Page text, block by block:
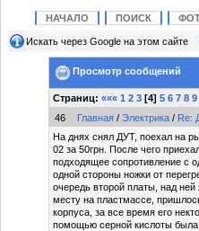
НАЧАЛО ПОИСК
Искать через Google на этом сайте
Просмотр сообщений
Страниц: ««« 1 2 3 [4] 5 6 7 8 9
46
Главная / Электрика / Re:
На днях снял ДУТ, поехал на
02 за 50грн. После чего
подходящее сопротивление с
одной стороны ножки от
очередь второй платы, над
месту на пластмассе,
корпуса, за все время его
помощью серной кислоты была